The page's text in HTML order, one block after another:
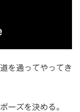
を通ってやってき
ーズを決める。